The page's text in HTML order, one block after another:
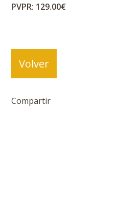
PVPR: 129.00€
Volver
Compartir